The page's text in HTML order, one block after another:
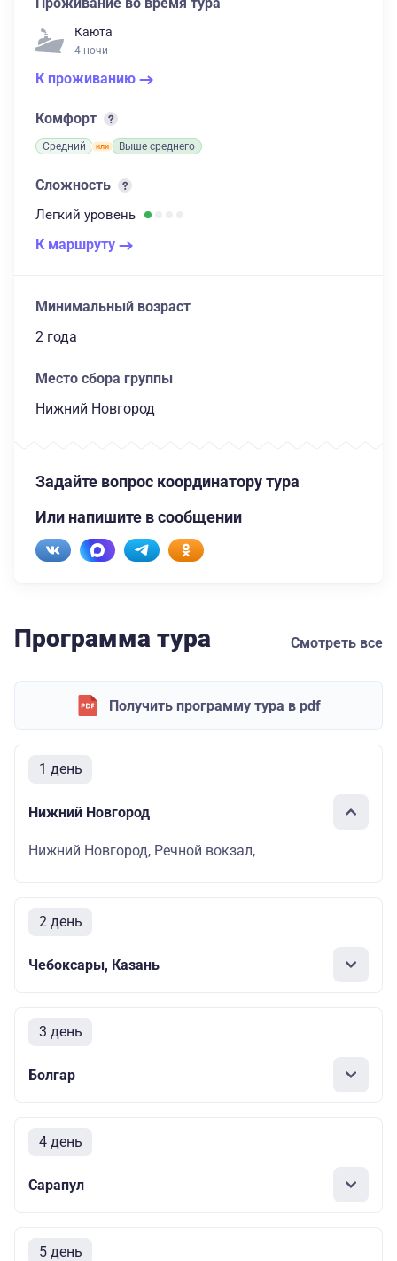
Каюта
4 ночи
К проживанию
Комфорт
Средний Выше среднего
Сложность
Легкий уровень
К маршруту
Минимальный возраст
2 года
Место сбора группы
Нижний Новгород
Задайте вопрос координатору тура
Или напишите в сообщении
Программа тура Смотреть все
Получить программу тура в pdf
1 день
Нижний Новгород
Нижний Новгород, Речной вокзал,
2 день
Чебоксары, Казань
3 день
Болгар
4 день
Сарапул
5 день